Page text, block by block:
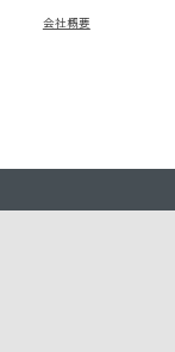
会社概要